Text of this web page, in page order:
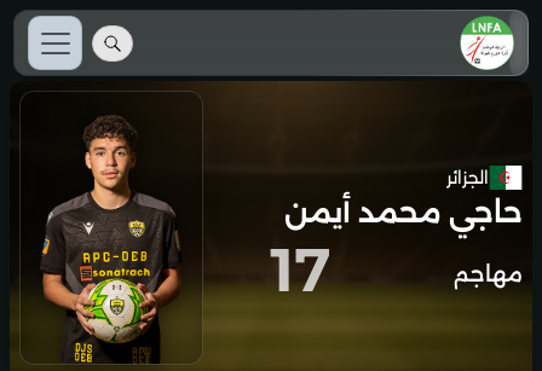
الجزائر
حاجي محمد أيمن
مهاجم 17